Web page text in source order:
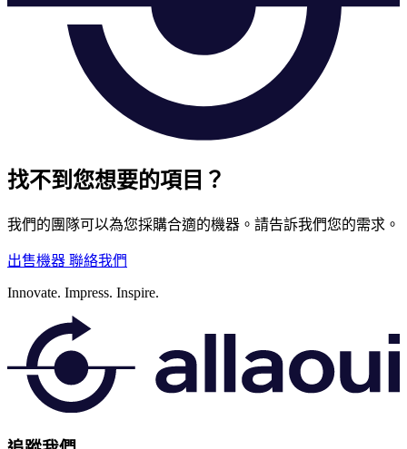
找不到您想要的項目？
我們的團隊可以為您採購合適的機器。請告訴我們您的需求。
出售機器 聯絡我們
Innovate. Impress. Inspire.